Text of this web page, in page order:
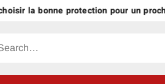
protection pour un proche âgé